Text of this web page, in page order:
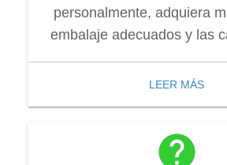
personalmente, adquiera
embalaje adecuados y las
LEER MÁS